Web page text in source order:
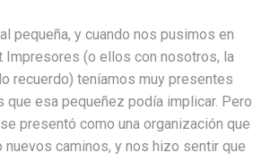
pequeña, y cuando nos pusimos en
Impresores (o ellos con nosotros, la
recuerdo) teníamos muy presentes
que esa pequeñez podía implicar. Pero
presentó como una organización que
nuevos caminos, y nos hizo sentir que